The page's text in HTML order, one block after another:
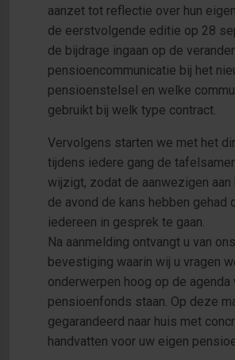
aanzet tot reflectie over hun
de eerstvolgende editie op 28
de bijdrage ingaan op de
pensioencommunicatie bij het
pensioenstelsel en welke
gebruikt bij welk type contract.
Vervolgens starten we met het
tijdens iedere gang de
wijzigt, zodat de aanwezigen aan
de avond de kans hebben gehad
iedereen in gesprek te gaan.
Na aanmelding ontvangt u van
bevestiging waarin wij u vragen
onderwerpen hoog op de agenda
pensioenfonds staan. Op deze
gegarandeerd naar huis met
handvatten voor uw eigen